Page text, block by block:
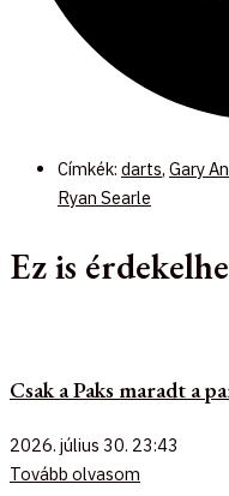
Címkék: darts, Gary
Ryan Searle
Ez is
Csak a Paks maradt a
2026. július 30. 23:43
Tovább olvasom